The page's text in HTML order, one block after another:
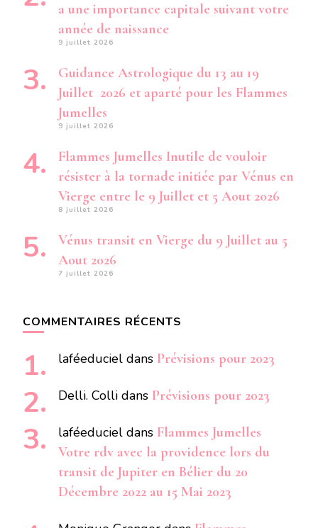
a une importance capitale suivant votre
année de naissance
9 juillet 2026
Guidance Astrologique du 13 au 19
Juillet 2026 et aparté pour les Flammes
Jumelles
9 juillet 2026
Flammes Jumelles Inutile de vouloir
résister à la tornade initiée par Vénus en
Vierge entre le 9 Juillet et 5 Aout 2026
8 juillet 2026
Vénus transit en Vierge du 9 Juillet au 5
Aout 2026
7 juillet 2026
COMMENTAIRES RÉCENTS
laféeduciel dans Prévisions pour 2023
Delli. Colli dans Prévisions pour 2023
laféeduciel dans Flammes Jumelles
Votre rdv avec la providence lors du
transit de Jupiter en Bélier du 20
Décembre 2022 au 15 Mai 2023